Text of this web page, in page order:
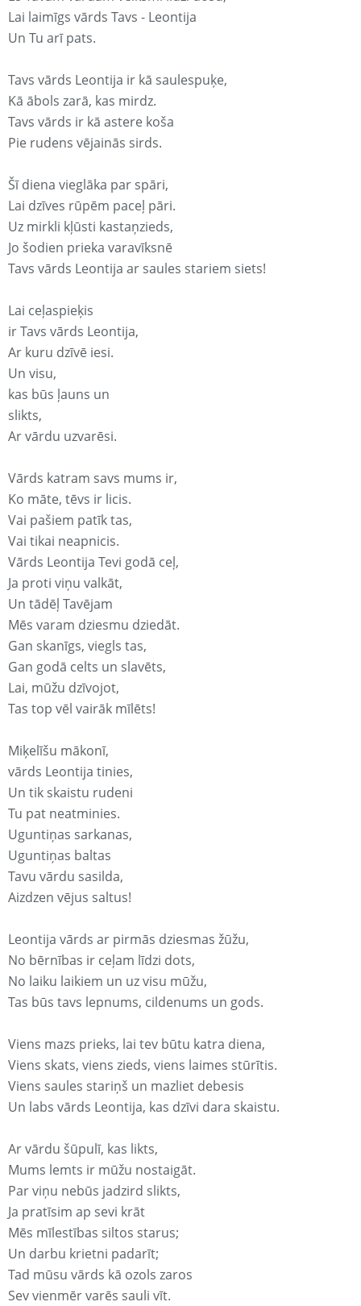
Lai laimīgs vārds Tavs - Leontija
Un Tu arī pats.
Tavs vārds Leontija ir kā saulespuķe,
Kā ābols zarā, kas mirdz.
Tavs vārds ir kā astere koša
Pie rudens vējainās sirds.
Šī diena vieglāka par spāri,
Lai dzīves rūpēm paceļ pāri.
Uz mirkli kļūsti kastaņzieds,
Jo šodien prieka varavīksnē
Tavs vārds Leontija ar saules stariem siets!
Lai ceļaspieķis
ir Tavs vārds Leontija,
Ar kuru dzīvē iesi.
Un visu,
kas būs ļauns un
slikts,
Ar vārdu uzvarēsi.
Vārds katram savs mums ir,
Ko māte, tēvs ir licis.
Vai pašiem patīk tas,
Vai tikai neapnicis.
Vārds Leontija Tevi godā ceļ,
Ja proti viņu valkāt,
Un tādēļ Tavējam
Mēs varam dziesmu dziedāt.
Gan skanīgs, viegls tas,
Gan godā celts un slavēts,
Lai, mūžu dzīvojot,
Tas top vēl vairāk mīlēts!
Miķelīšu mākonī,
vārds Leontija tinies,
Un tik skaistu rudeni
Tu pat neatminies.
Uguntiņas sarkanas,
Uguntiņas baltas
Tavu vārdu sasilda,
Aizdzen vējus saltus!
Leontija vārds ar pirmās dziesmas žūžu,
No bērnības ir ceļam līdzi dots,
No laiku laikiem un uz visu mūžu,
Tas būs tavs lepnums, cildenums un gods.
Viens mazs prieks, lai tev būtu katra diena,
Viens skats, viens zieds, viens laimes stūrītis.
Viens saules stariņš un mazliet debesis
Un labs vārds Leontija, kas dzīvi dara skaistu.
Ar vārdu šūpulī, kas likts,
Mums lemts ir mūžu nostaigāt.
Par viņu nebūs jadzird slikts,
Ja pratīsim ap sevi krāt
Mēs mīlestības siltos starus;
Un darbu krietni padarīt;
Tad mūsu vārds kā ozols zaros
Sev vienmēr varēs sauli vīt.